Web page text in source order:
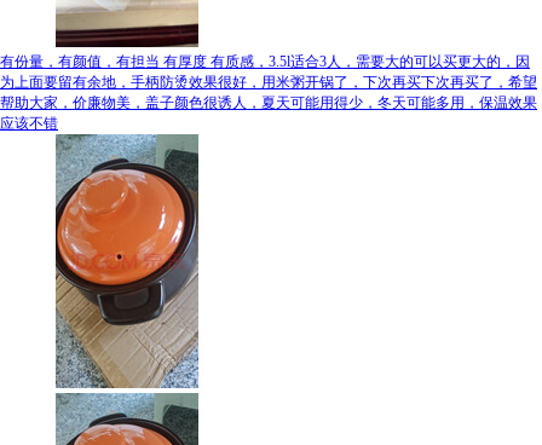
有份量，有颜值，有担当 有厚度 有质感，3.5l适合3人，需要大的可以买更大的，因
为上面要留有余地，手柄防烫效果很好，用米粥开锅了，下次再买下次再买了，希望
帮助大家，价廉物美，盖子颜色很诱人，夏天可能用得少，冬天可能多用，保温效果
应该不错